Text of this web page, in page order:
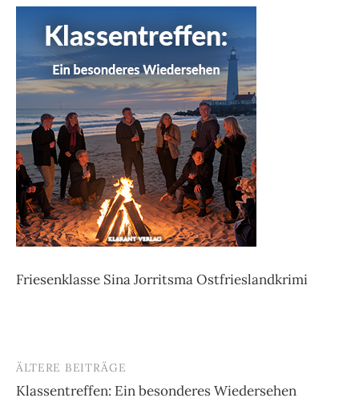
Friesenklasse Sina Jorritsma Ostfrieslandkrimi
Beitragsnavigation
ÄLTERE BEITRÄGE
Klassentreffen: Ein besonderes Wiedersehen